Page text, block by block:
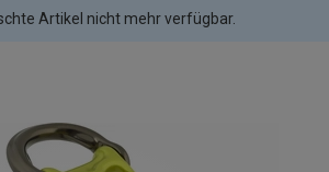
Artikel nicht mehr verfügbar.